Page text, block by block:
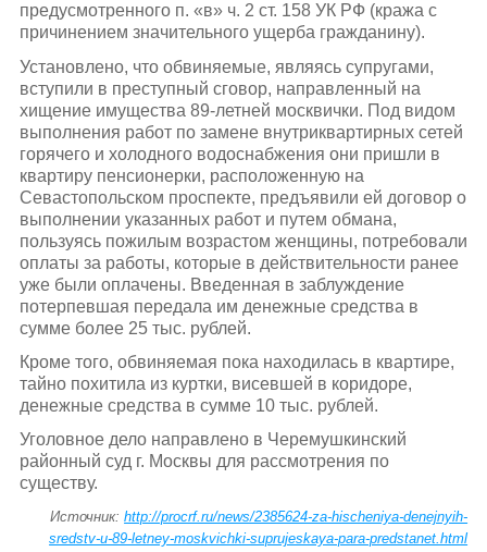
предусмотренного п. «в» ч. 2 ст. 158 УК РФ (кража с
причинением значительного ущерба гражданину).
Установлено, что обвиняемые, являясь супругами,
вступили в преступный сговор, направленный на
хищение имущества 89-летней москвички. Под видом
выполнения работ по замене внутриквартирных сетей
горячего и холодного водоснабжения они пришли в
квартиру пенсионерки, расположенную на
Севастопольском проспекте, предъявили ей договор о
выполнении указанных работ и путем обмана,
пользуясь пожилым возрастом женщины, потребовали
оплаты за работы, которые в действительности ранее
уже были оплачены. Введенная в заблуждение
потерпевшая передала им денежные средства в
сумме более 25 тыс. рублей.
Кроме того, обвиняемая пока находилась в квартире,
тайно похитила из куртки, висевшей в коридоре,
денежные средства в сумме 10 тыс. рублей.
Уголовное дело направлено в Черемушкинский
районный суд г. Москвы для рассмотрения по
существу.
Источник:http://procrf.ru/news/2385624-za-hischeniya-denejnyih-
sredstv-u-89-letney-moskvichki-suprujeskaya-para-predstanet.html